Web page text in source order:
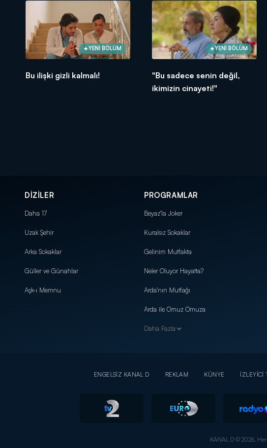
YENİ BÖLÜM
Bu ilişki gizli kalmalı!
YENİ BÖLÜM
"Bu sadece senin değil,
ikimizin cinayeti!"
DİZİLER
Daha 17
Uzak Şehir
Arka Sokaklar
Güller ve Günahlar
Aşk-ı Memnu
PROGRAMLAR
Beyaz'la Joker
Kuralsız Sokaklar
Gelinim Mutfakta
Neler Oluyor Hayatta?
Arda'nın Mutfağı
Arda ile Omuz Omuza
Daha Fazla
ENGELSİZ KANAL D REKLAM KÜNYE İZLEYİCİ
KANAL D © 2026. Her